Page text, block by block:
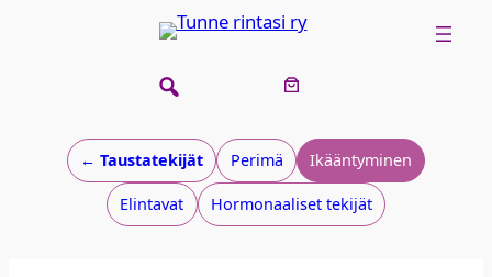
← Taustatekijät Perimä Ikääntyminen
Elintavat Hormonaaliset tekijät